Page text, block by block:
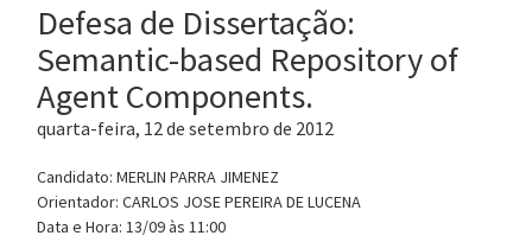
Defesa de Dissertação:
Semantic-based Repository of
Agent Components.
quarta-feira, 12 de setembro de 2012
Candidato: MERLIN PARRA JIMENEZ
Orientador: CARLOS JOSE PEREIRA DE LUCENA
Data e Hora: 13/09 às 11:00